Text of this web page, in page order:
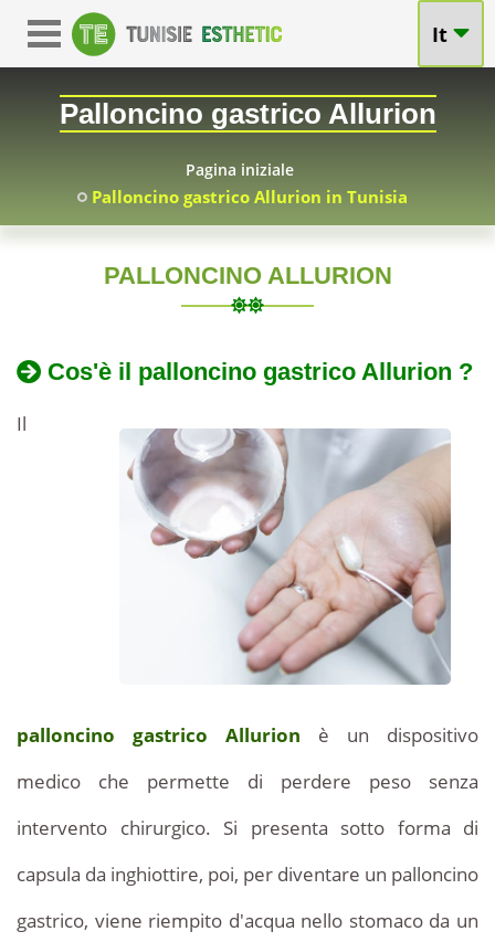
It
Palloncino gastrico Allurion
Pagina iniziale
Palloncino gastrico Allurion in Tunisia
Gastrico
Allurion
Tunisia:
interessanti
PALLONCINO ALLURION
08-
gastrico
in
del
delle
Procedure
delle
Cos'è il palloncino gastrico Allurion ?
Il
palloncino gastrico Allurion è un dispositivo
medico che permette di perdere peso senza
intervento chirurgico. Si presenta sotto forma di
capsula da inghiottire, poi, per diventare un palloncino
gastrico, viene riempito d'acqua nello stomaco da un